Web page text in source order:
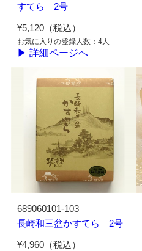
すてら 2号
¥5,120（税込）
お気に入りの登録人数：4人
▶ 詳細ページへ
689060101-103
長崎和三盆かすてら 2号
¥4,960（税込）